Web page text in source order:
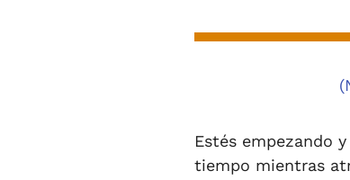
Estés empezando
tiempo mientras